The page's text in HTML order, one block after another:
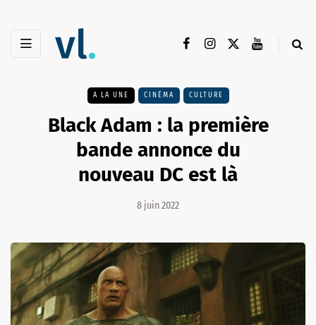
A LA UNE CINÉMA CULTURE
Black Adam : la première
bande annonce du
nouveau DC est là
8 juin 2022